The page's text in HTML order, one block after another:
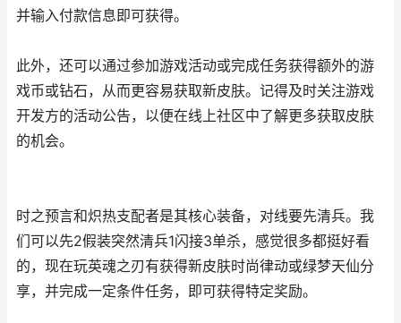
并输入付款信息即可获得。
此外，还可以通过参加游戏活动或完成任务获得额外的游
戏币或钻石，从而更容易获取新皮肤。记得及时关注游戏
开发方的活动公告，以便在线上社区中了解更多获取皮肤
的机会。
时之预言和炽热支配者是其核心装备，对线要先清兵。我
们可以先2假装突然清兵1闪接3单杀，感觉很多都挺好看
的，现在玩英魂之刃有获得新皮肤时尚律动或绿梦天仙分
享，并完成一定条件任务，即可获得特定奖励。